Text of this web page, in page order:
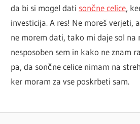
da bi si mogel dati sončne celice,
investicija. A res! Ne moreš verjeti,
ne morem dati, tako mi daje sol na
nesposoben sem in kako ne znam
pa, da sončne celice nimam na
ker moram za vse poskrbeti sam.